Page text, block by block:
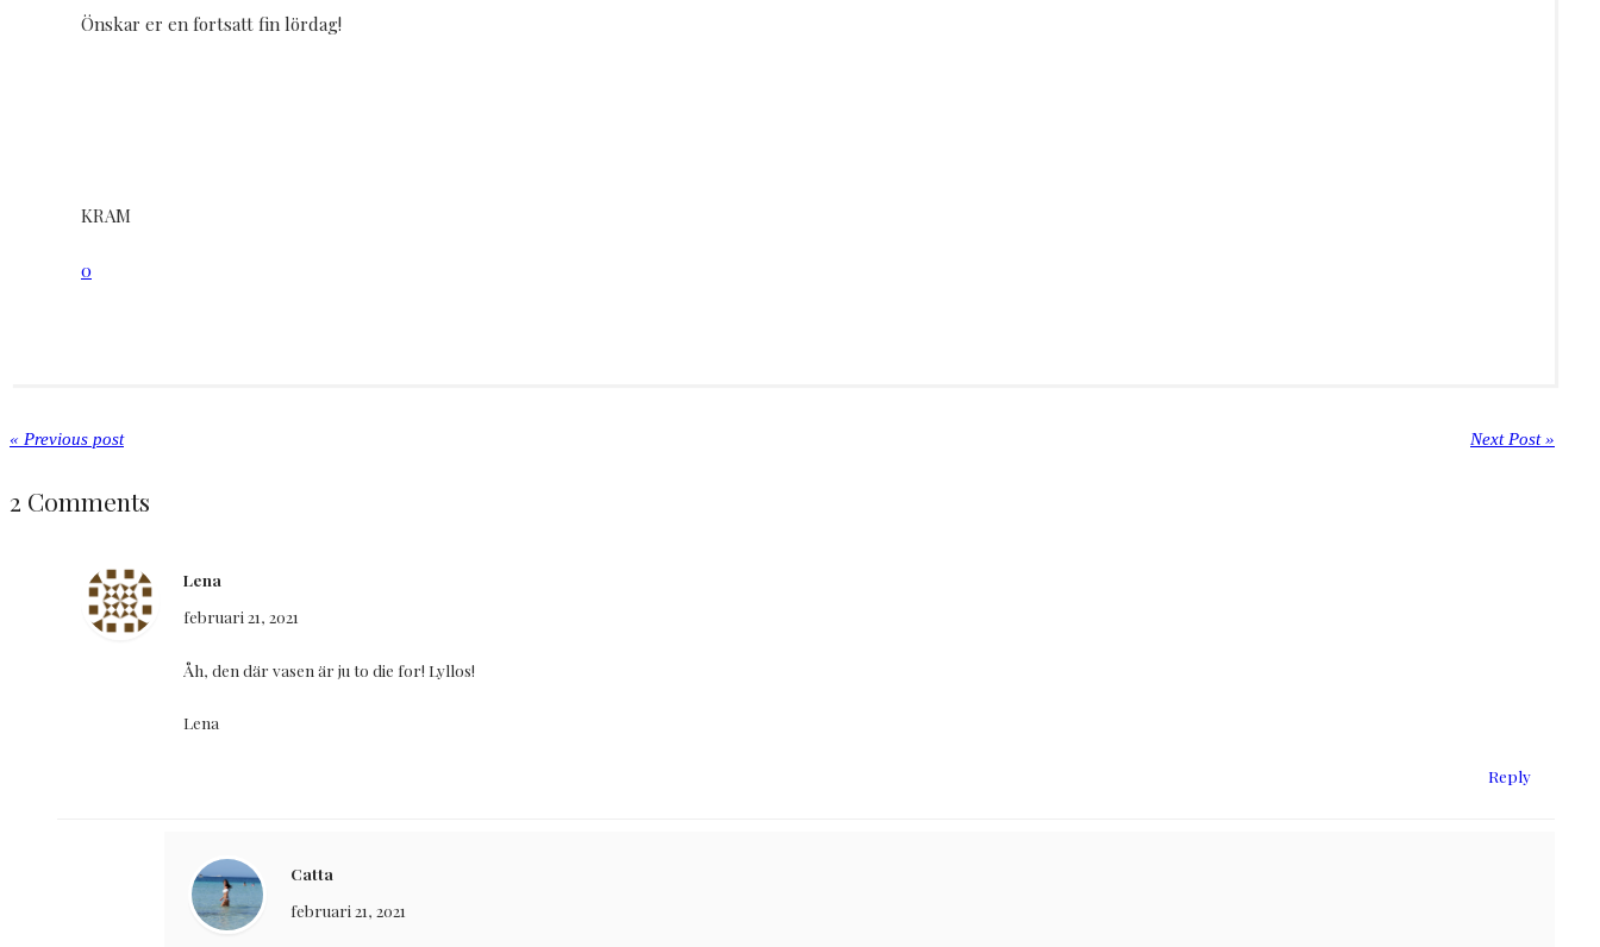
Önskar er en fortsatt fin lördag!
KRAM
0
« Previous post Next Post »
2 Comments
Lena
februari 21, 2021
Åh, den där vasen är ju to die for! Lyllos!
Lena
Reply
Catta
februari 21, 2021